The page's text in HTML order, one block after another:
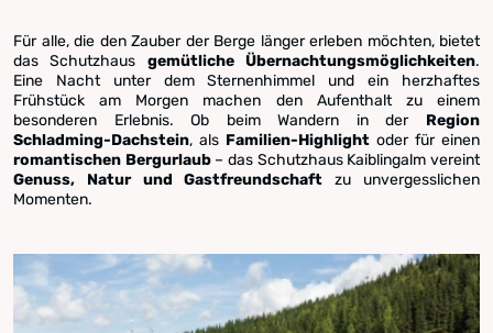
Für alle, die den Zauber der Berge länger erleben möchten, bietet
das Schutzhaus gemütliche Übernachtungsmöglichkeiten.
Eine Nacht unter dem Sternenhimmel und ein herzhaftes
Frühstück am Morgen machen den Aufenthalt zu einem
besonderen Erlebnis. Ob beim Wandern in der Region
Schladming-Dachstein, als Familien-Highlight oder für einen
romantischen Bergurlaub– das Schutzhaus Kaiblingalm vereint
Genuss, Natur und Gastfreundschaft zu unvergesslichen
Momenten.